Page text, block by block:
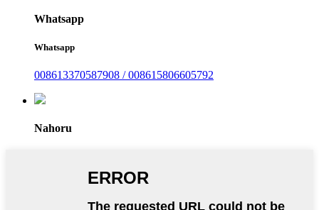
Whatsapp
Whatsapp
008613370587908 / 008615806605792
Nahoru